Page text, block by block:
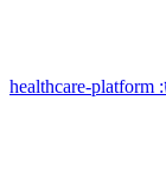
healthcare-platform